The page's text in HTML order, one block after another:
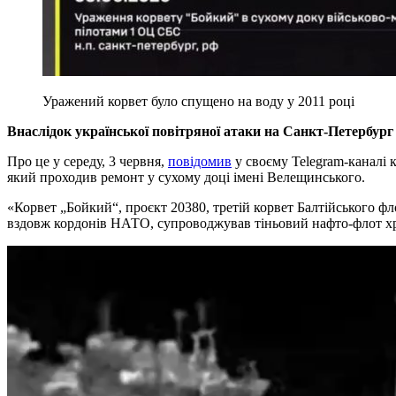
Уражений корвет було спущено на воду у 2011 році
Внаслідок української повітряної атаки на Санкт-
Про це у середу, 3 червня, повідомив у своєму Telegram-
який проходив ремонт у сухому доці імені Велещинського.
«Корвет „Бойкий“, проєкт 20380, третій корвет
вздовж кордонів НАТО, супроводжував тіньовий нафто-флот